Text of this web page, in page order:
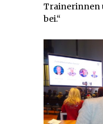
Trainerinnen
bei.“